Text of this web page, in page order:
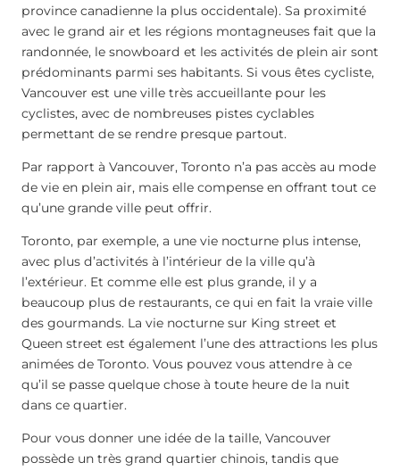
province canadienne la plus occidentale). Sa proximité
avec le grand air et les régions montagneuses fait que la
randonnée, le snowboard et les activités de plein air sont
prédominants parmi ses habitants. Si vous êtes cycliste,
Vancouver est une ville très accueillante pour les
cyclistes, avec de nombreuses pistes cyclables
permettant de se rendre presque partout.
Par rapport à Vancouver, Toronto n’a pas accès au mode
de vie en plein air, mais elle compense en offrant tout ce
qu’une grande ville peut offrir.
Toronto, par exemple, a une vie nocturne plus intense,
avec plus d’activités à l’intérieur de la ville qu’à
l’extérieur. Et comme elle est plus grande, il y a
beaucoup plus de restaurants, ce qui en fait la vraie ville
des gourmands. La vie nocturne sur King street et
Queen street est également l’une des attractions les plus
animées de Toronto. Vous pouvez vous attendre à ce
qu’il se passe quelque chose à toute heure de la nuit
dans ce quartier.
Pour vous donner une idée de la taille, Vancouver
possède un très grand quartier chinois, tandis que